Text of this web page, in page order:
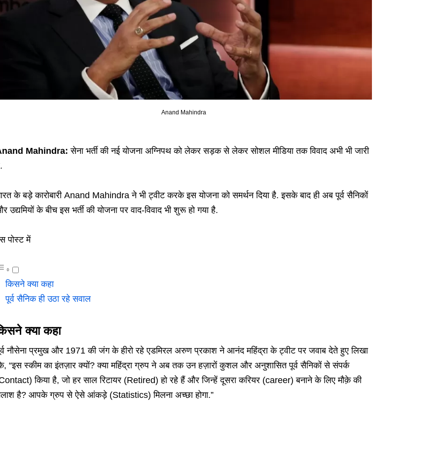
Anand Mahindra
Mahindra: सेना भर्ती की नई योजना अग्निपथ को लेकर सड़क से लेकर सोशल मीडिया तक विवाद अभी भी जारी
के बड़े कारोबारी Anand Mahindra ने भी ट्वीट करके इस योजना को समर्थन दिया है. इसके बाद ही अब पूर्व सैनिकों
उद्यमियों के बीच इस भर्ती की योजना पर वाद-विवाद भी शुरू हो गया है.
पोस्ट में
किसने क्या कहा
पूर्व सैनिक ही उठा रहे सवाल
क्या कहा
नौसेना प्रमुख और 1971 की जंग के हीरो रहे एडमिरल अरुण प्रकाश ने आनंद महिंद्रा के ट्वीट पर जवाब देते हुए लिखा
“इस स्कीम का इंतज़ार क्यों? क्या महिंद्रा ग्रुप ने अब तक उन हज़ारों कुशल और अनुशासित पूर्व सैनिकों से संपर्क
किया है, जो हर साल रिटायर (Retired) हो रहे हैं और जिन्हें दूसरा करियर (career) बनाने के लिए मौक़े की
है? आपके ग्रुप से ऐसे आंकड़े (Statistics) मिलना अच्छा होगा.”